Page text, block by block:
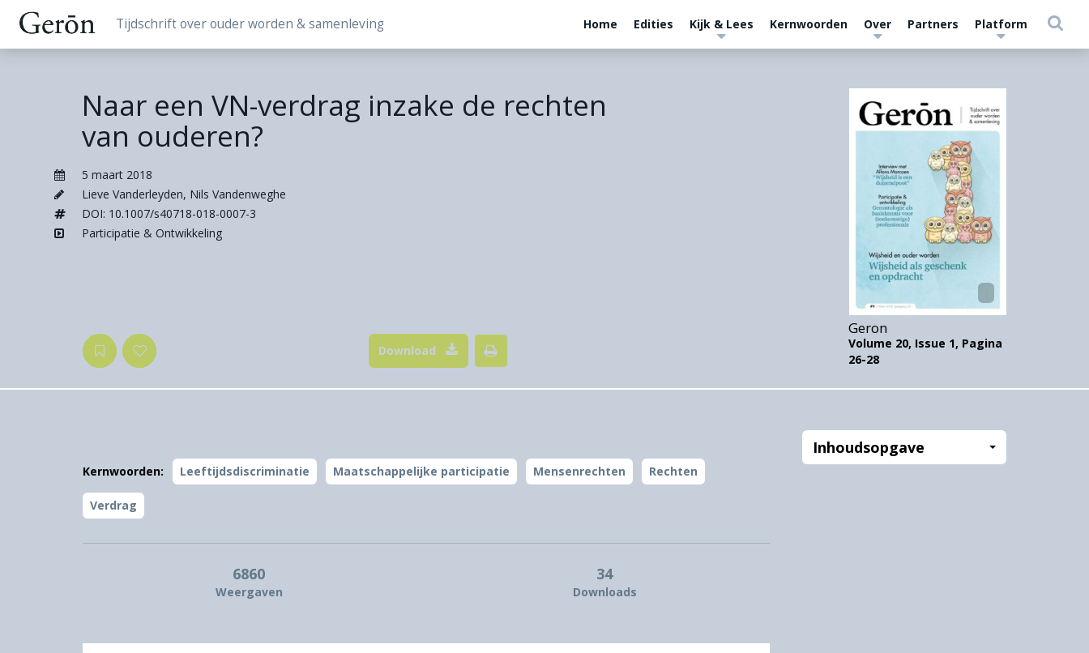
Tijdschrift over ouder worden & samenleving Home Edities Kijk & Lees Kernwoorden Over Partners Platform
Naar een VN-verdrag inzake de rechten
van ouderen?
5 maart 2018
Lieve Vanderleyden, Nils Vandenweghe
DOI: 10.1007/s40718-018-0007-3
Participatie & Ontwikkeling
Download
Geron
Volume 20, Issue 1, Pagina
26-28
Kernwoorden: Leeftijdsdiscriminatie Maatschappelijke participatie Mensenrechten Rechten
Verdrag
6860
Weergaven
34
Downloads
Inhoudsopgave